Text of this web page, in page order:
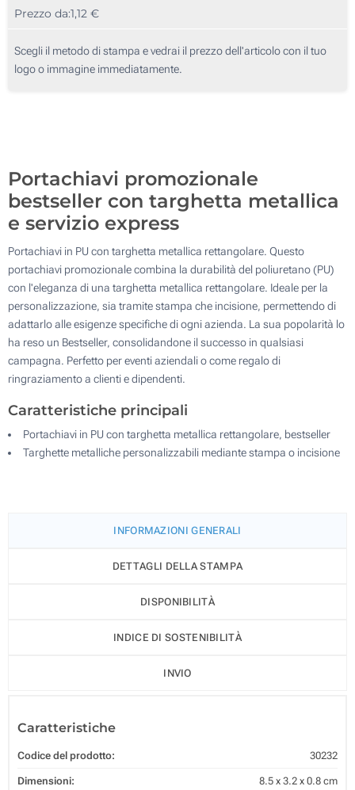
Stampa in resina (Parte metallica)
50
125
250
Prezzo da:1,12 €
Scegli il metodo di stampa e vedrai il prezzo dell'articolo con il tuo
logo o immagine immediatamente.
Portachiavi promozionale
bestseller con targhetta metallica
e servizio express
Portachiavi in PU con targhetta metallica rettangolare. Questo
portachiavi promozionale combina la durabilità del poliuretano (PU)
con l'eleganza di una targhetta metallica rettangolare. Ideale per la
personalizzazione, sia tramite stampa che incisione, permettendo di
adattarlo alle esigenze specifiche di ogni azienda. La sua popolarità lo
ha reso un Bestseller, consolidandone il successo in qualsiasi
campagna. Perfetto per eventi aziendali o come regalo di
ringraziamento a clienti e dipendenti.
Caratteristiche principali
Portachiavi in PU con targhetta metallica rettangolare, bestseller
Targhette metalliche personalizzabili mediante stampa o incisione
INFORMAZIONI GENERALI
DETTAGLI DELLA STAMPA
DISPONIBILITÀ
INDICE DI SOSTENIBILITÀ
INVIO
Caratteristiche
Codice del prodotto: 30232
Dimensioni: 8.5 x 3.2 x 0.8 cm